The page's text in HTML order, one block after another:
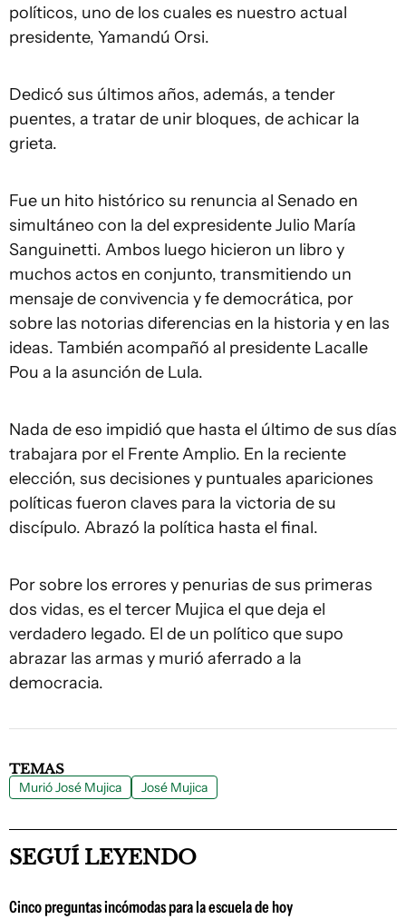
políticos, uno de los cuales es nuestro actual
presidente, Yamandú Orsi.
Dedicó sus últimos años, además, a tender
puentes, a tratar de unir bloques, de achicar la
grieta.
Fue un hito histórico su renuncia al Senado en
simultáneo con la del expresidente Julio María
Sanguinetti. Ambos luego hicieron un libro y
muchos actos en conjunto, transmitiendo un
mensaje de convivencia y fe democrática, por
sobre las notorias diferencias en la historia y en las
ideas. También acompañó al presidente Lacalle
Pou a la asunción de Lula.
Nada de eso impidió que hasta el último de sus días
trabajara por el Frente Amplio. En la reciente
elección, sus decisiones y puntuales apariciones
políticas fueron claves para la victoria de su
discípulo. Abrazó la política hasta el final.
Por sobre los errores y penurias de sus primeras
dos vidas, es el tercer Mujica el que deja el
verdadero legado. El de un político que supo
abrazar las armas y murió aferrado a la
democracia.
TEMAS
Murió José Mujica José Mujica
SEGUÍ LEYENDO
Cinco preguntas incómodas para la escuela de hoy